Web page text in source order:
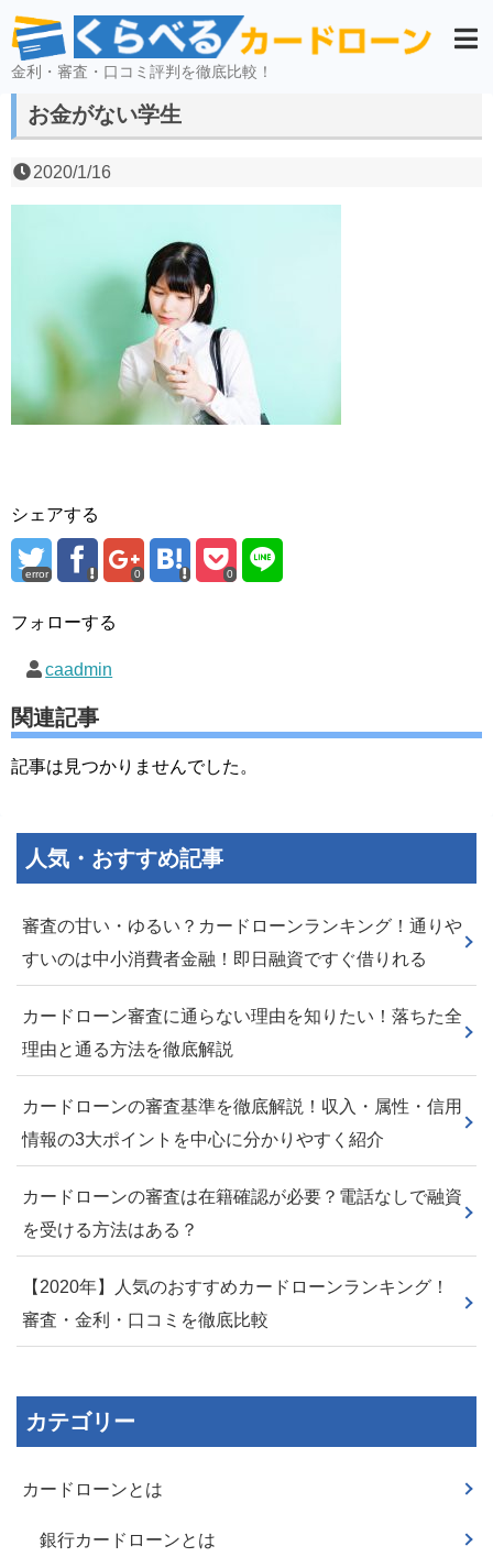
金利・審査・口コミ評判を徹底比較！
お金がない学生
2020/1/16
シェアする
error 0 0
フォローする
caadmin
関連記事
記事は見つかりませんでした。
人気・おすすめ記事
審査の甘い・ゆるい？カードローンランキング！通りや
すいのは中小消費者金融！即日融資ですぐ借りれる
カードローン審査に通らない理由を知りたい！落ちた全
理由と通る方法を徹底解説
カードローンの審査基準を徹底解説！収入・属性・信用
情報の3大ポイントを中心に分かりやすく紹介
カードローンの審査は在籍確認が必要？電話なしで融資
を受ける方法はある？
【2020年】人気のおすすめカードローンランキング！
審査・金利・口コミを徹底比較
カテゴリー
カードローンとは
銀行カードローンとは